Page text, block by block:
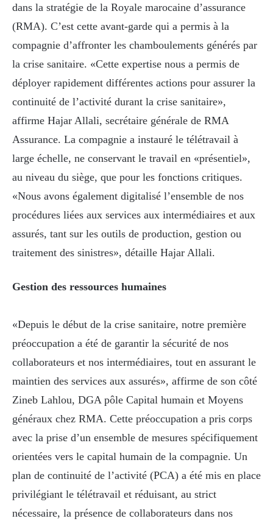
dans la stratégie de la Royale marocaine d’assurance
(RMA). C’est cette avant-garde qui a permis à la
compagnie d’affronter les chamboulements générés par
la crise sanitaire. «Cette expertise nous a permis de
déployer rapidement différentes actions pour assurer la
continuité de l’activité durant la crise sanitaire»,
affirme Hajar Allali, secrétaire générale de RMA
Assurance. La compagnie a instauré le télétravail à
large échelle, ne conservant le travail en «présentiel»,
au niveau du siège, que pour les fonctions critiques.
«Nous avons également digitalisé l’ensemble de nos
procédures liées aux services aux intermédiaires et aux
assurés, tant sur les outils de production, gestion ou
traitement des sinistres», détaille Hajar Allali.
Gestion des ressources humaines
«Depuis le début de la crise sanitaire, notre première
préoccupation a été de garantir la sécurité de nos
collaborateurs et nos intermédiaires, tout en assurant le
maintien des services aux assurés», affirme de son côté
Zineb Lahlou, DGA pôle Capital humain et Moyens
généraux chez RMA. Cette préoccupation a pris corps
avec la prise d’un ensemble de mesures spécifiquement
orientées vers le capital humain de la compagnie. Un
plan de continuité de l’activité (PCA) a été mis en place
privilégiant le télétravail et réduisant, au strict
nécessaire, la présence de collaborateurs dans nos